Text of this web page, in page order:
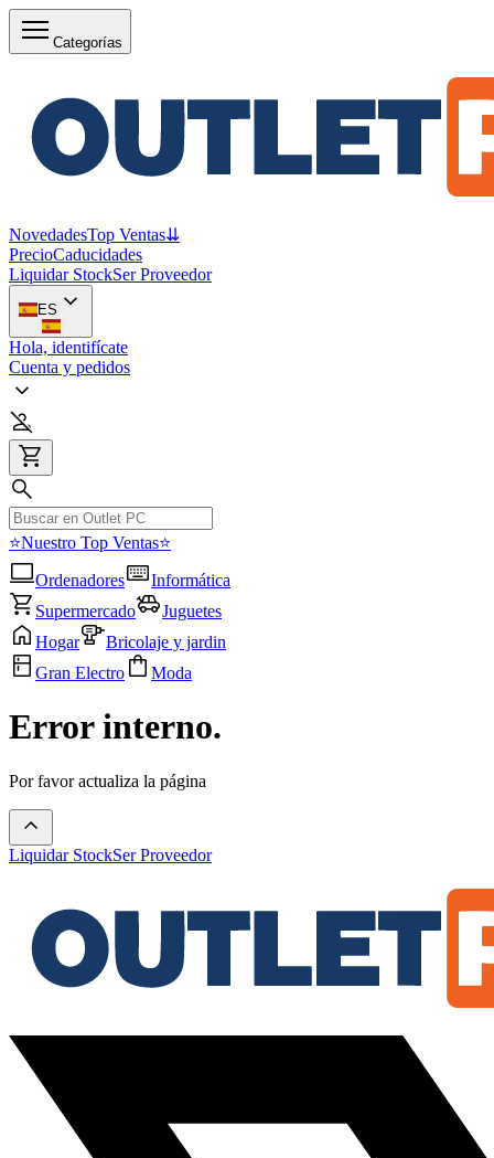
Categorías
NovedadesTop Ventas⇊
PrecioCaducidades
Liquidar StockSer Proveedor
ES
Hola, identifícate
Cuenta y pedidos
⭐Nuestro Top Ventas⭐
Ordenadores
Informática
Supermercado
Juguetes
Hogar
Bricolaje y jardin
Gran Electro
Moda
Error interno.
Por favor actualiza la página
Liquidar StockSer Proveedor